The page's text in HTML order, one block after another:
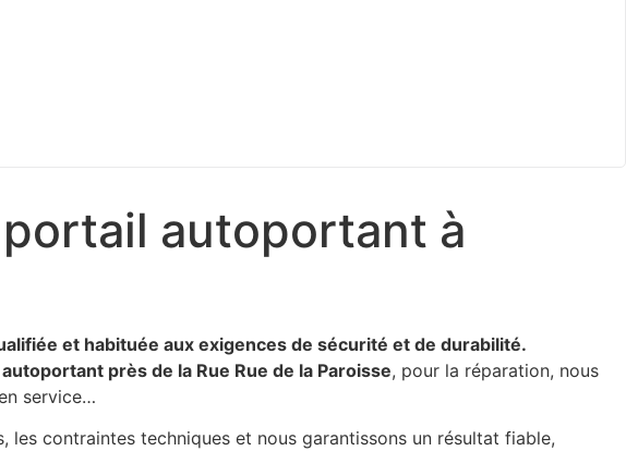
autoportant à
et habituée aux exigences de sécurité et de durabilité.
près de la Rue Rue de la Paroisse, pour la réparation, nous
service…
les contraintes techniques et nous garantissons un résultat fiable,